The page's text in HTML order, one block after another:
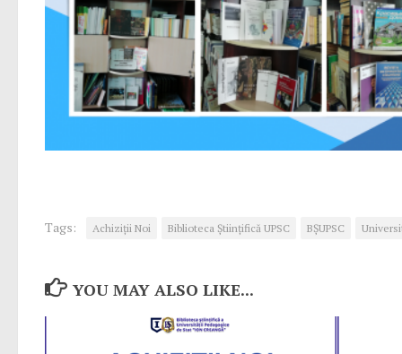
Tags: Achiziții Noi Biblioteca Științifică UPSC BȘUPSC
YOU MAY ALSO LIKE...